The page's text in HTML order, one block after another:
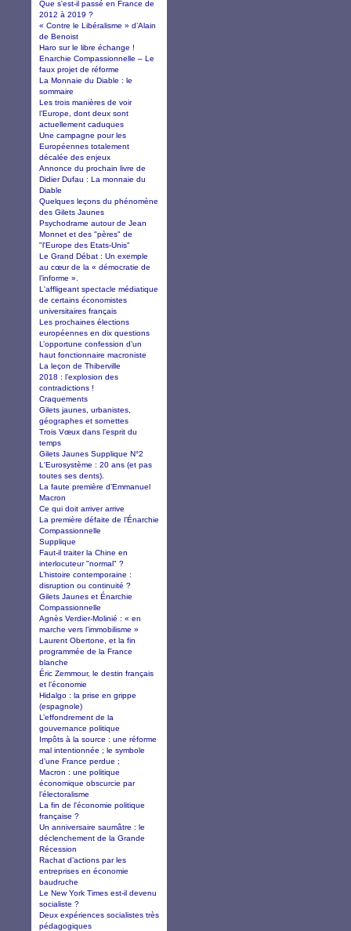
Que s'est-il passé en France de
2012 à 2019 ?
« Contre le Libéralisme » d’Alain
de Benoist
Haro sur le libre échange !
Enarchie Compassionnelle – Le
faux projet de réforme
La Monnaie du Diable : le
sommaire
Les trois manières de voir
l’Europe, dont deux sont
actuellement caduques
Une campagne pour les
Européennes totalement
décalée des enjeux
Annonce du prochain livre de
Didier Dufau : La monnaie du
Diable
Quelques leçons du phénomène
des Gilets Jaunes
Psychodrame autour de Jean
Monnet et des "pères" de
"l'Europe des Etats-Unis"
Le Grand Débat : Un exemple
au cœur de la « démocratie de
l’informe ».
L'affligeant spectacle médiatique
de certains économistes
universitaires français
Les prochaines élections
européennes en dix questions
L’opportune confession d’un
haut fonctionnaire macroniste
La leçon de Thiberville
2018 : l’explosion des
contradictions !
Craquements
Gilets jaunes, urbanistes,
géographes et sornettes
Trois Vœux dans l’esprit du
temps
Gilets Jaunes Supplique N°2
L'Eurosystème : 20 ans (et pas
toutes ses dents).
La faute première d’Emmanuel
Macron
Ce qui doit arriver arrive
La première défaite de l’Énarchie
Compassionnelle
Supplique
Faut-il traiter la Chine en
interlocuteur "normal" ?
L’histoire contemporaine :
disruption ou continuité ?
Gilets Jaunes et Énarchie
Compassionnelle
Agnès Verdier-Molinié : « en
marche vers l’immobilisme »
Laurent Obertone, et la fin
programmée de la France
blanche
Éric Zemmour, le destin français
et l’économie
Hidalgo : la prise en grippe
(espagnole)
L’effondrement de la
gouvernance politique
Impôts à la source : une réforme
mal intentionnée ; le symbole
d’une France perdue ;
Macron : une politique
économique obscurcie par
l’électoralisme
La fin de l'économie politique
française ?
Un anniversaire saumâtre : le
déclenchement de la Grande
Récession
Rachat d’actions par les
entreprises en économie
baudruche
Le New York Times est-il devenu
socialiste ?
Deux expériences socialistes très
pédagogiques